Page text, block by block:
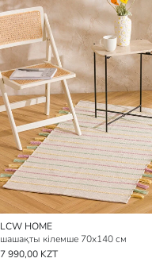
LCW HOME
шашақты кілемше 70x140 см
7 990,00 KZT